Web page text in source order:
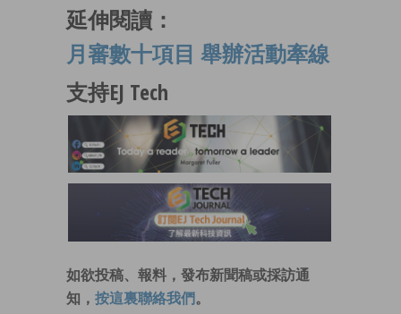
延伸閱讀：
月審數十項目 舉辦活動牽線
支持EJ Tech
如欲投稿、報料，發布新聞稿或採訪通
知， 按這裏聯絡我們 。